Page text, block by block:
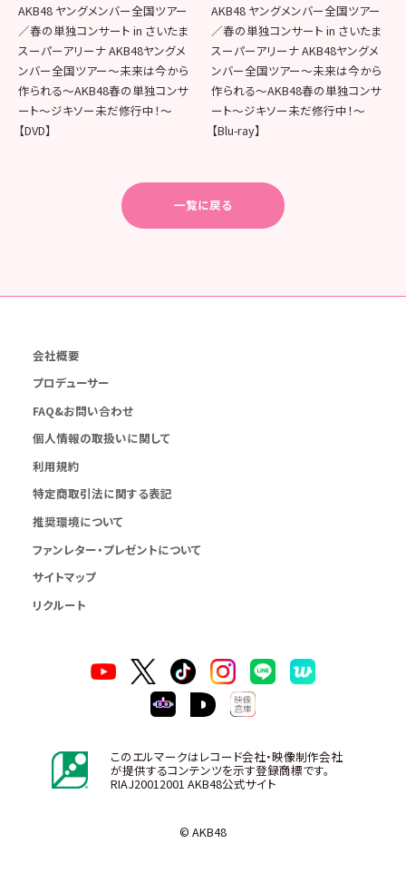
AKB48 ヤングメンバー全国ツアー
／春の単独コンサート in さいたま
スーパーアリーナ AKB48ヤングメ
ンバー全国ツアー～未来は今から
作られる～AKB48春の単独コンサ
ート～ジキソー未だ修行中！～
【DVD】
AKB48 ヤングメンバー全国ツアー
／春の単独コンサート in さいたま
スーパーアリーナ AKB48ヤングメ
ンバー全国ツアー～未来は今から
作られる～AKB48春の単独コンサ
ート～ジキソー未だ修行中！～
【Blu-ray】
一覧に戻る
会社概要
プロデューサー
FAQ&お問い合わせ
個人情報の取扱いに関して
利用規約
特定商取引法に関する表記
推奨環境について
ファンレター・プレゼントについて
サイトマップ
リクルート
このエルマークはレコード会社・映像制作会社
が提供するコンテンツを示す登録商標です。
RIAJ20012001 AKB48公式サイト
© AKB48